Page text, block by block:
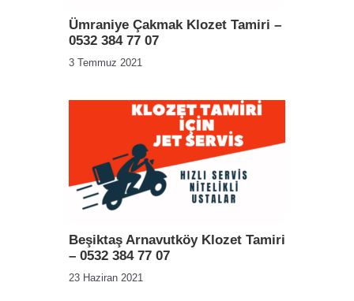
Ümraniye Çakmak Klozet Tamiri –
0532 384 77 07
3 Temmuz 2021
Beşiktaş Arnavutköy Klozet Tamiri
– 0532 384 77 07
23 Haziran 2021